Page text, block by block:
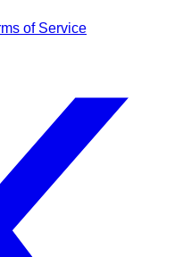
of Service